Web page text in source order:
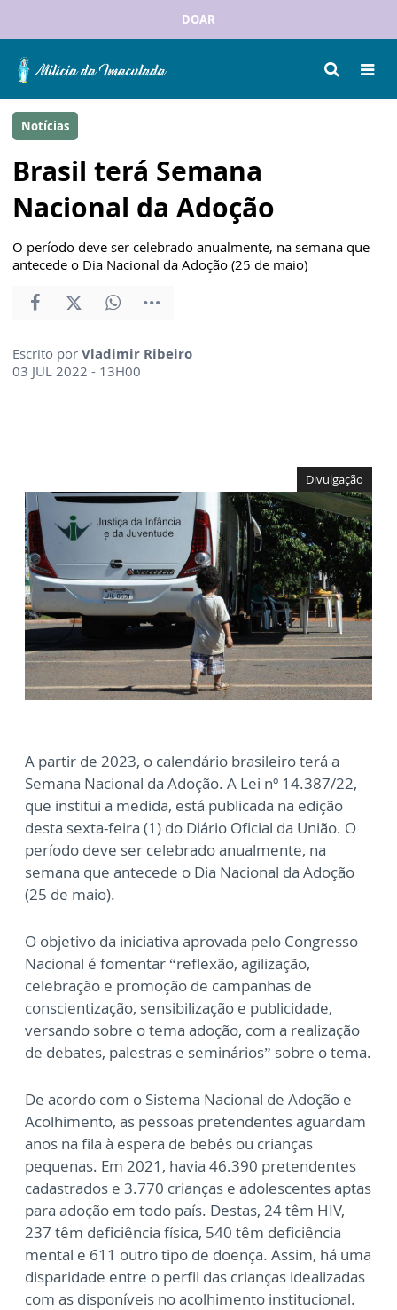
DOAR
Notícias
Brasil terá Semana
Nacional da Adoção
O período deve ser celebrado anualmente, na semana que
antecede o Dia Nacional da Adoção (25 de maio)
Escrito por Vladimir Ribeiro
03 JUL 2022 - 13H00
Divulgação
A partir de 2023, o calendário brasileiro terá a
Semana Nacional da Adoção. A Lei nº 14.387/22,
que institui a medida, está publicada na edição
desta sexta-feira (1) do Diário Oficial da União. O
período deve ser celebrado anualmente, na
semana que antecede o Dia Nacional da Adoção
(25 de maio).
O objetivo da iniciativa aprovada pelo Congresso
Nacional é fomentar “reflexão, agilização,
celebração e promoção de campanhas de
conscientização, sensibilização e publicidade,
versando sobre o tema adoção, com a realização
de debates, palestras e seminários” sobre o tema.
De acordo com o Sistema Nacional de Adoção e
Acolhimento, as pessoas pretendentes aguardam
anos na fila à espera de bebês ou crianças
pequenas. Em 2021, havia 46.390 pretendentes
cadastrados e 3.770 crianças e adolescentes aptas
para adoção em todo país. Destas, 24 têm HIV,
237 têm deficiência física, 540 têm deficiência
mental e 611 outro tipo de doença. Assim, há uma
disparidade entre o perfil das crianças idealizadas
com as disponíveis no acolhimento institucional.